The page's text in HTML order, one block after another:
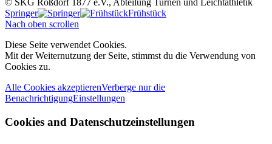
© SKG Roßdorf 1877 e.V., Abteilung Turnen und Leichtathletik
Springer
Frühstück
Nach oben scrollen
Diese Seite verwendet Cookies.
Mit der Weiternutzung der Seite, stimmst du die Verwendung von
Cookies zu.
Alle Cookies akzeptierenVerberge nur die
BenachrichtigungEinstellungen
Cookies and Datenschutzeinstellungen